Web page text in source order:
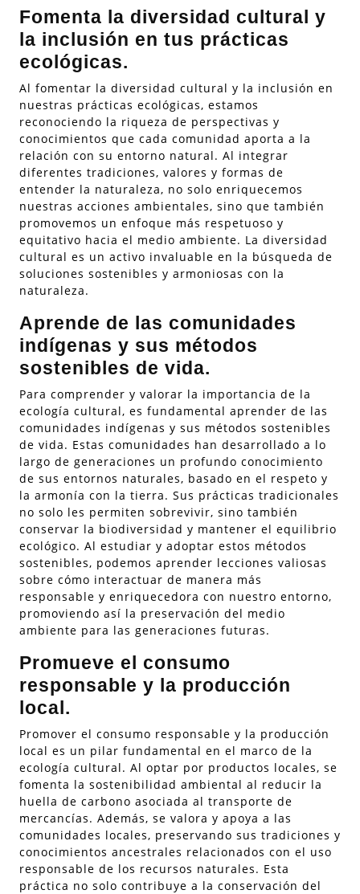
Fomenta la diversidad cultural y
la inclusión en tus prácticas
ecológicas.
Al fomentar la diversidad cultural y la inclusión en
nuestras prácticas ecológicas, estamos
reconociendo la riqueza de perspectivas y
conocimientos que cada comunidad aporta a la
relación con su entorno natural. Al integrar
diferentes tradiciones, valores y formas de
entender la naturaleza, no solo enriquecemos
nuestras acciones ambientales, sino que también
promovemos un enfoque más respetuoso y
equitativo hacia el medio ambiente. La diversidad
cultural es un activo invaluable en la búsqueda de
soluciones sostenibles y armoniosas con la
naturaleza.
Aprende de las comunidades
indígenas y sus métodos
sostenibles de vida.
Para comprender y valorar la importancia de la
ecología cultural, es fundamental aprender de las
comunidades indígenas y sus métodos sostenibles
de vida. Estas comunidades han desarrollado a lo
largo de generaciones un profundo conocimiento
de sus entornos naturales, basado en el respeto y
la armonía con la tierra. Sus prácticas tradicionales
no solo les permiten sobrevivir, sino también
conservar la biodiversidad y mantener el equilibrio
ecológico. Al estudiar y adoptar estos métodos
sostenibles, podemos aprender lecciones valiosas
sobre cómo interactuar de manera más
responsable y enriquecedora con nuestro entorno,
promoviendo así la preservación del medio
ambiente para las generaciones futuras.
Promueve el consumo
responsable y la producción
local.
Promover el consumo responsable y la producción
local es un pilar fundamental en el marco de la
ecología cultural. Al optar por productos locales, se
fomenta la sostenibilidad ambiental al reducir la
huella de carbono asociada al transporte de
mercancías. Además, se valora y apoya a las
comunidades locales, preservando sus tradiciones y
conocimientos ancestrales relacionados con el uso
responsable de los recursos naturales. Esta
práctica no solo contribuye a la conservación del